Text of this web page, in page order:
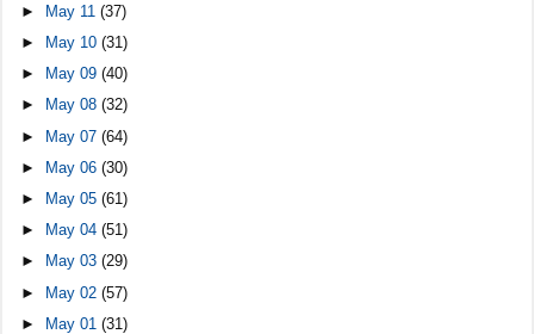
►
May 11(37)
►
May 10(31)
►
May 09(40)
►
May 08(32)
► May 07(64)
►
May 06(30)
►
May 05(61)
►
May 04(51)
►
May 03(29)
► May 02(57)
►
May 01(31)